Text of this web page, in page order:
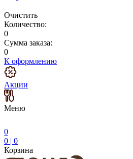
Очистить
Количество:
0
Сумма заказа:
0
К оформлению
Акции
Меню
0
0 | 0
Корзина